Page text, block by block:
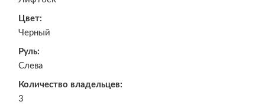
Цвет:
Черный
Руль:
Слева
Количество владельцев:
3